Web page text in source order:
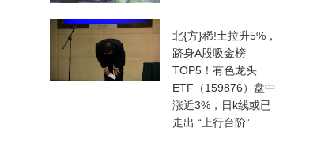
北{方}稀!土拉升5%，
跻身A股吸金榜
TOP5！有色龙头
ETF（159876）盘中
涨近3%，日k线或已
走出 “上行台阶”